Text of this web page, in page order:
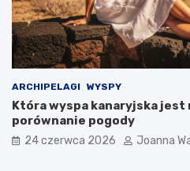
ARCHIPELAGI WYSPY
Która wyspa kanaryjska jest
porównanie pogody
24 czerwca 2026 Joanna